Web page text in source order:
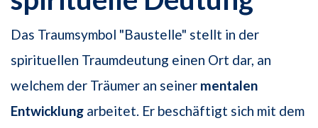
Das Traumsymbol "Baustelle" stellt in der
spirituellen Traumdeutung einen Ort dar, an
welchem der Träumer an seiner mentalen
Entwicklung arbeitet. Er beschäftigt sich mit dem